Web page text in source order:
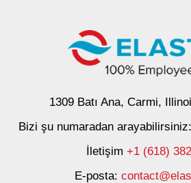
1309 Batı Ana, Carmi,
Bizi şu numaradan arayabilirsiniz:
İletişim +1 (618)
E-posta: